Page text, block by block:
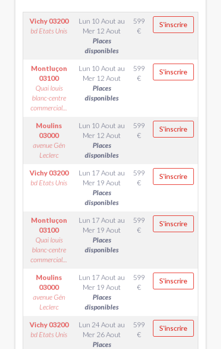
Vichy03200
bd Etats Unis
Lun 10 Aout au
Mer 12 Aout
Places
disponibles
599
€
S'inscrire
Montluçon
03100
Quai louis
blanc-centre
commercial...
Lun 10 Aout au
Mer 12 Aout
Places
disponibles
599
€
S'inscrire
Moulins
03000
avenue Gén
Leclerc
Lun 10 Aout au
Mer 12 Aout
Places
disponibles
599
€
S'inscrire
Vichy03200
bd Etats Unis
Lun 17 Aout au
Mer 19 Aout
Places
disponibles
599
€
S'inscrire
Montluçon
03100
Quai louis
blanc-centre
commercial...
Lun 17 Aout au
Mer 19 Aout
Places
disponibles
599
€
S'inscrire
Moulins
03000
avenue Gén
Leclerc
Lun 17 Aout au
Mer 19 Aout
Places
disponibles
599
€
S'inscrire
Vichy03200
bd Etats Unis
Lun 24 Aout au
Mer 26 Aout
Places
599
€
S'inscrire